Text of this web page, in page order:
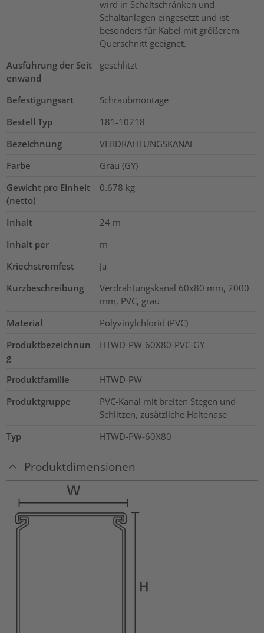
wird in Schaltschränken und
Schaltanlagen eingesetzt und ist
besonders für Kabel mit größerem
Querschnitt geeignet.
Ausführung der Seit
enwand
geschlitzt
Befestigungsart
Schraubmontage
Bestell Typ
181-10218
Bezeichnung
VERDRAHTUNGSKANAL
Farbe
Grau (GY)
Gewicht pro Einheit
(netto)
0.678 kg
Inhalt 24 m
Inhalt per
m
Kriechstromfest
Ja
Kurzbeschreibung
Verdrahtungskanal 60x80 mm, 2000
mm, PVC, grau
Material
Polyvinylchlorid (PVC)
Produktbezeichnun
g
HTWD-PW-60X80-PVC-GY
Produktfamilie
HTWD-PW
Produktgruppe
PVC-Kanal mit breiten Stegen und
Schlitzen, zusätzliche Haltenase
Typ
HTWD-PW-60X80
Produktdimensionen